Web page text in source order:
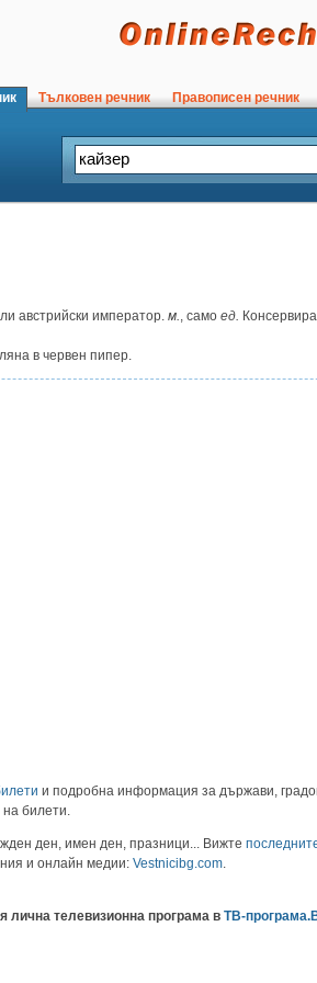
Тълковен речник Правописен речник
австрийски император. м., само ед.
в червен пипер.
и подробна информация за държави,
билети.
ден, имен ден, празници... Вижте
и онлайн медии: Vestnicibg.com
лична телевизионна програма в ТВ-